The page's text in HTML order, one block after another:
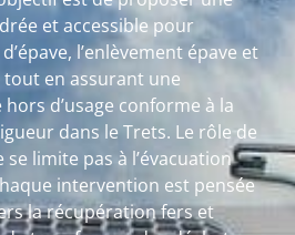
et accessible pour
l’enlèvement épave et
en assurant une
d’usage conforme à la
dans le Trets. Le rôle de
limite pas à l’évacuation
intervention est pensée
la récupération fers et